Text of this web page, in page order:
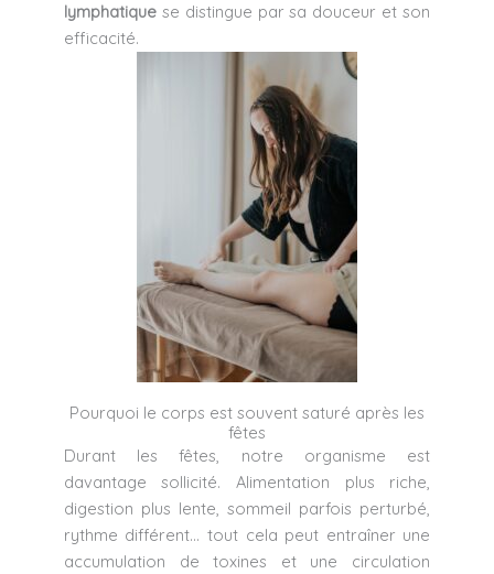
lymphatiquese distingue par sa douceur et son
efficacité.
Pourquoi le corps est souvent saturé après les
fêtes
Durant les fêtes, notre organisme est
davantage sollicité. Alimentation plus riche,
digestion plus lente, sommeil parfois perturbé,
rythme différent… tout cela peut entraîner une
accumulation de toxines et une circulation